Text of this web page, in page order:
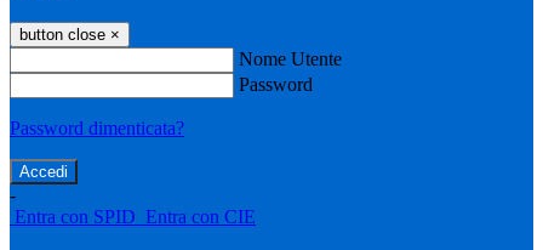
button close ×
Nome Utente
Password
Password dimenticata?
-
Entra con SPID Entra con CIE